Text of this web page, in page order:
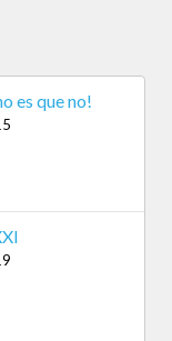
es que no!